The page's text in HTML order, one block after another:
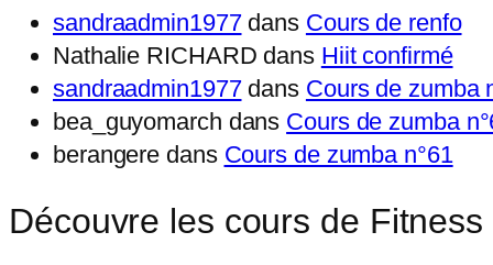
sandraadmin1977dans Cours de renfo
Nathalie RICHARD dans Hiit confirmé
sandraadmin1977dans Cours de zumba
bea_guyomarch dans Cours de zumba
berangere dans Cours de zumba n°61
Découvre les cours de Fitness